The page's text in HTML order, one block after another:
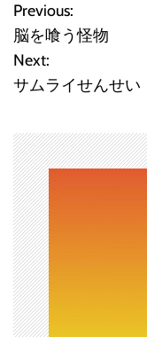
投
稿
ナ
ビ
ゲ
ー
シ
ョ
ン
Previous:
脳を喰う怪物
Next:
サムライせんせい